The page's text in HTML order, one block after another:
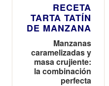
RECETA
TARTA TATÍN
DE MANZANA
Manzanas
caramelizadas y
masa crujiente:
la combinación
perfecta